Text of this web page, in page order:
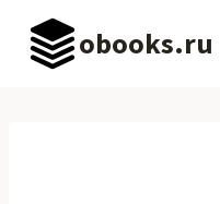
Перейти
содержимому
obooks.ru